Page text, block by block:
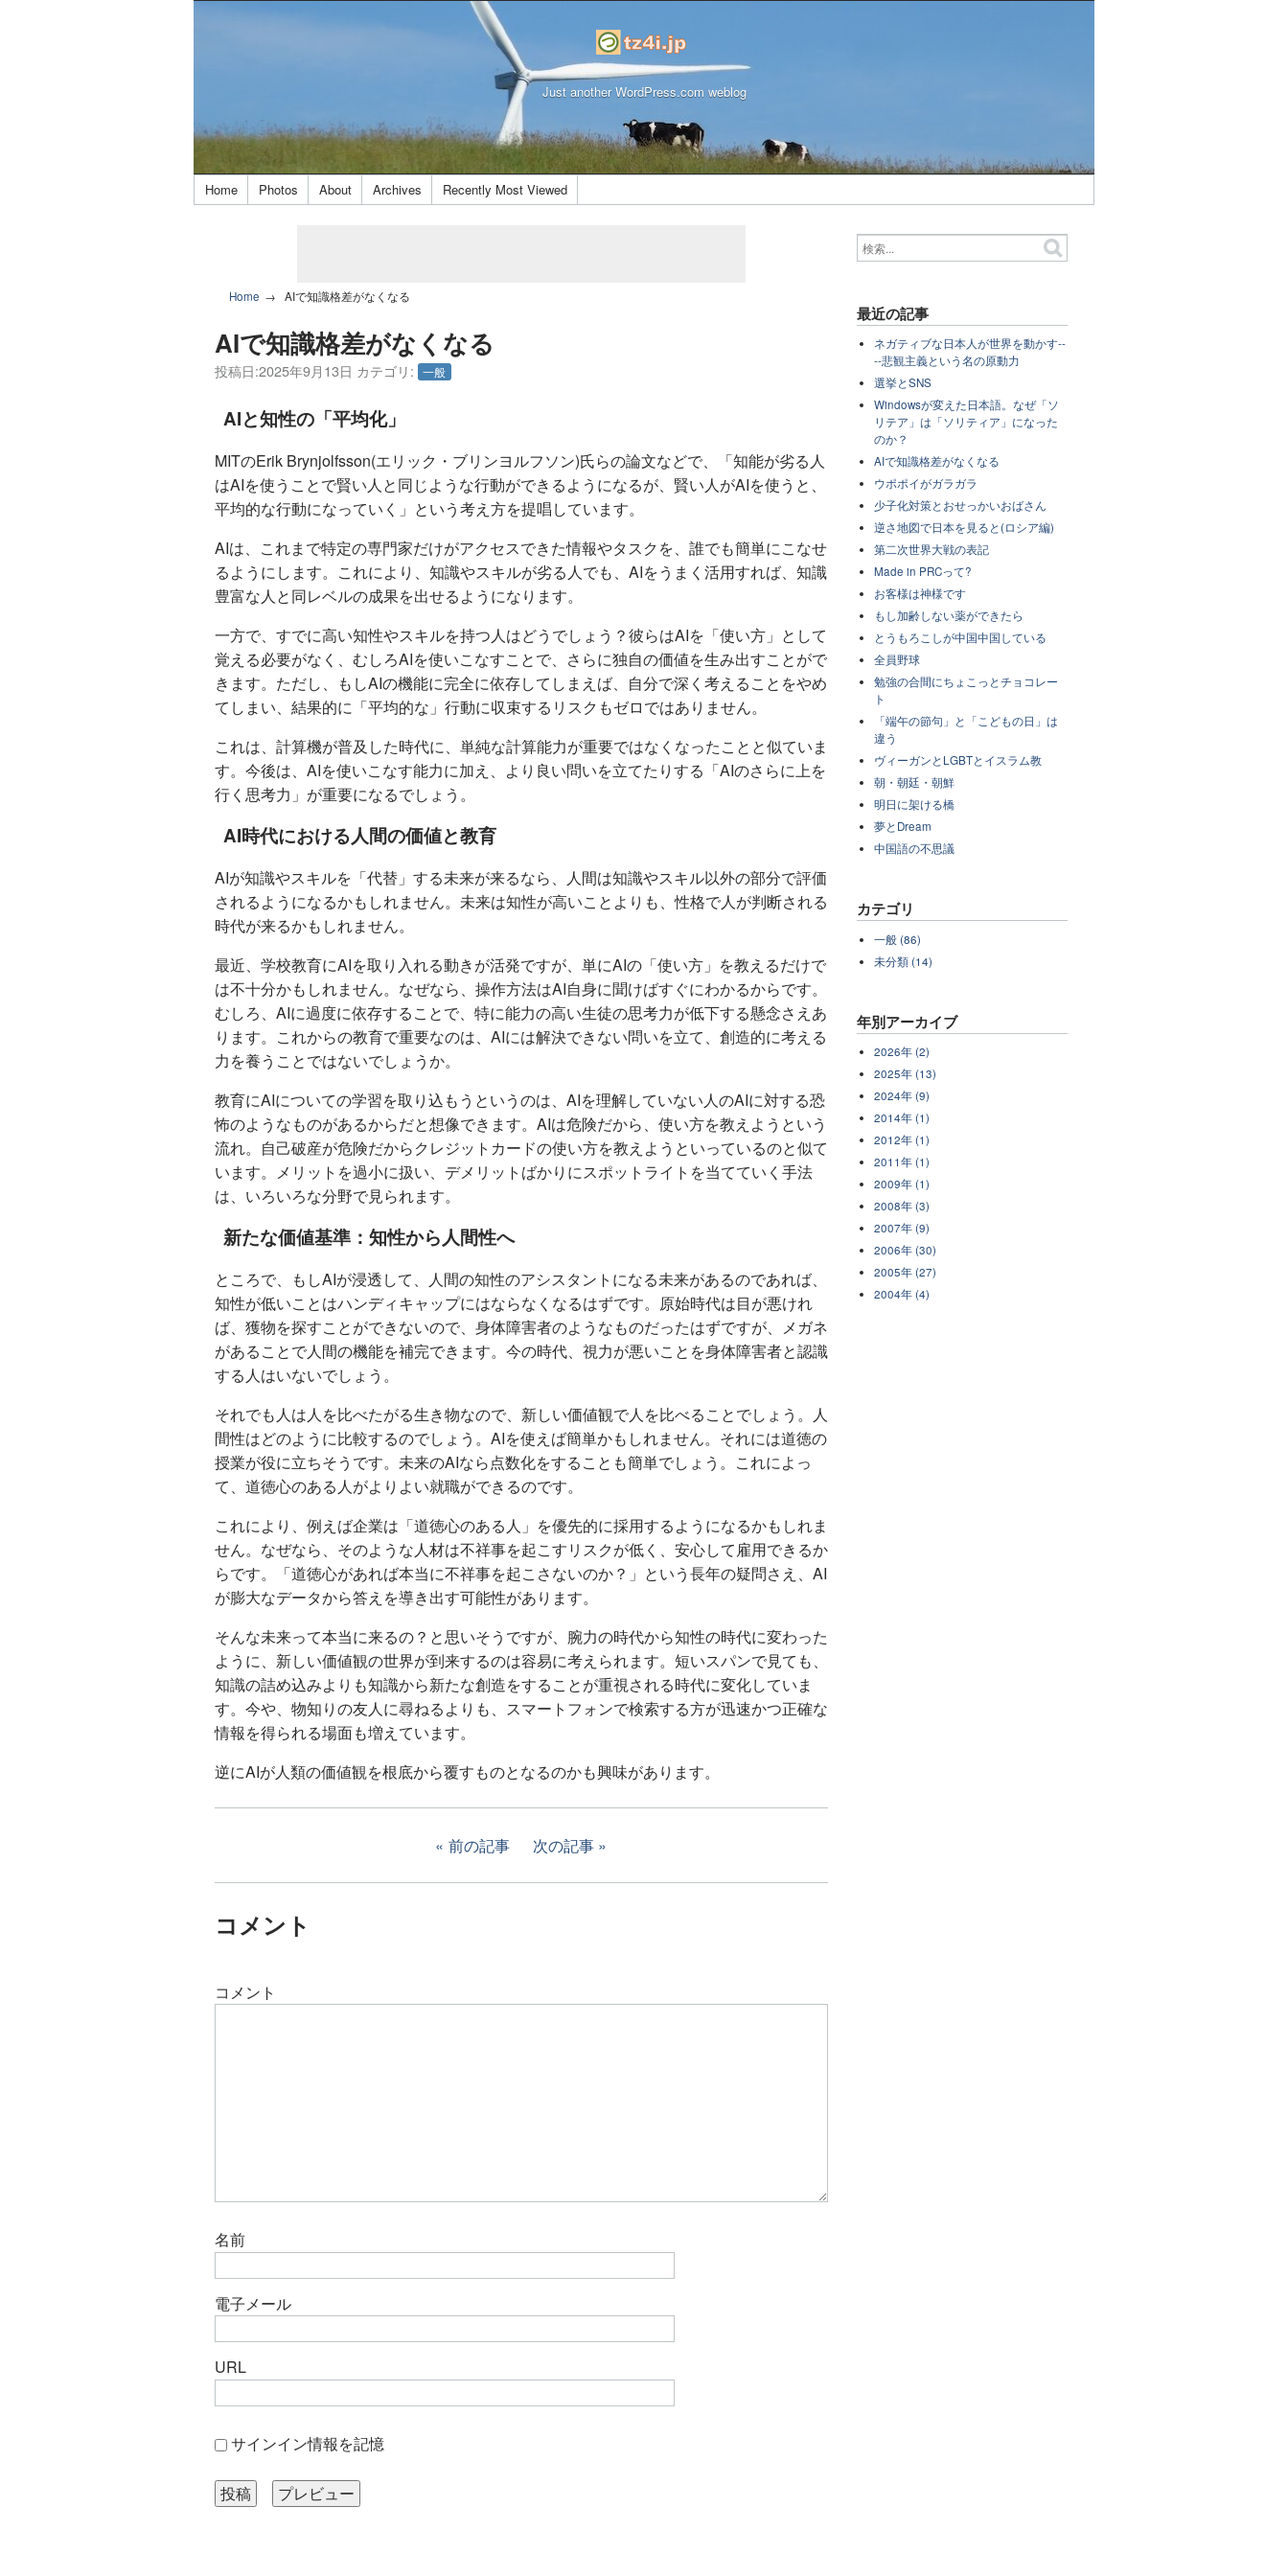
Just another WordPress.com weblog
Home Photos About Archives Recently Most Viewed
Home AIで知識格差がなくなる
AIで知識格差がなくなる
投稿日:2025年9月13日 カテゴリ: 一般
AIと知性の「平均化」
MITのErik Brynjolfsson(エリック・ブリンヨルフソン)氏らの論文などで、「知能が劣る人
はAIを使うことで賢い人と同じような行動ができるようになるが、賢い人がAIを使うと、
平均的な行動になっていく」という考え方を提唱しています。
AIは、これまで特定の専門家だけがアクセスできた情報やタスクを、誰でも簡単にこなせ
るようにします。これにより、知識やスキルが劣る人でも、AIをうまく活用すれば、知識
豊富な人と同レベルの成果を出せるようになります。
一方で、すでに高い知性やスキルを持つ人はどうでしょう？彼らはAIを「使い方」として
覚える必要がなく、むしろAIを使いこなすことで、さらに独自の価値を生み出すことがで
きます。ただし、もしAIの機能に完全に依存してしまえば、自分で深く考えることをやめ
てしまい、結果的に「平均的な」行動に収束するリスクもゼロではありません。
これは、計算機が普及した時代に、単純な計算能力が重要ではなくなったことと似ていま
す。今後は、AIを使いこなす能力に加え、より良い問いを立てたりする「AIのさらに上を
行く思考力」が重要になるでしょう。
AI時代における人間の価値と教育
AIが知識やスキルを「代替」する未来が来るなら、人間は知識やスキル以外の部分で評価
されるようになるかもしれません。未来は知性が高いことよりも、性格で人が判断される
時代が来るかもしれません。
最近、学校教育にAIを取り入れる動きが活発ですが、単にAIの「使い方」を教えるだけで
は不十分かもしれません。なぜなら、操作方法はAI自身に聞けばすぐにわかるからです。
むしろ、AIに過度に依存することで、特に能力の高い生徒の思考力が低下する懸念さえあ
ります。これからの教育で重要なのは、AIには解決できない問いを立て、創造的に考える
力を養うことではないでしょうか。
教育にAIについての学習を取り込もうというのは、AIを理解していない人のAIに対する恐
怖のようなものがあるからだと想像できます。AIは危険だから、使い方を教えようという
流れ。自己破産が危険だからクレジットカードの使い方を教えようといっているのと似て
います。メリットを過小に扱い、デメリットばかりにスポットライトを当てていく手法
は、いろいろな分野で見られます。
新たな価値基準：知性から人間性へ
ところで、もしAIが浸透して、人間の知性のアシスタントになる未来があるのであれば、
知性が低いことはハンディキャップにはならなくなるはずです。原始時代は目が悪けれ
ば、獲物を探すことができないので、身体障害者のようなものだったはずですが、メガネ
があることで人間の機能を補完できます。今の時代、視力が悪いことを身体障害者と認識
する人はいないでしょう。
それでも人は人を比べたがる生き物なので、新しい価値観で人を比べることでしょう。人
間性はどのように比較するのでしょう。AIを使えば簡単かもしれません。それには道徳の
授業が役に立ちそうです。未来のAIなら点数化をすることも簡単でしょう。これによっ
て、道徳心のある人がよりよい就職ができるのです。
これにより、例えば企業は「道徳心のある人」を優先的に採用するようになるかもしれま
せん。なぜなら、そのような人材は不祥事を起こすリスクが低く、安心して雇用できるか
らです。「道徳心があれば本当に不祥事を起こさないのか？」という長年の疑問さえ、AI
が膨大なデータから答えを導き出す可能性があります。
そんな未来って本当に来るの？と思いそうですが、腕力の時代から知性の時代に変わった
ように、新しい価値観の世界が到来するのは容易に考えられます。短いスパンで見ても、
知識の詰め込みよりも知識から新たな創造をすることが重視される時代に変化していま
す。今や、物知りの友人に尋ねるよりも、スマートフォンで検索する方が迅速かつ正確な
情報を得られる場面も増えています。
逆にAIが人類の価値観を根底から覆すものとなるのかも興味があります。
前の記事 次の記事
コメント
コメント
名前
電子メール
URL
サインイン情報を記憶
最近の記事
ネガティブな日本人が世界を動かす--
--悲観主義という名の原動力
選挙とSNS
Windowsが変えた日本語。なぜ「ソ
リテア」は「ソリティア」になった
のか？
AIで知識格差がなくなる
ウポポイがガラガラ
少子化対策とおせっかいおばさん
逆さ地図で日本を見ると(ロシア編)
第二次世界大戦の表記
Made in PRCって?
お客様は神様です
もし加齢しない薬ができたら
とうもろこしが中国中国している
全員野球
勉強の合間にちょこっとチョコレー
ト
「端午の節句」と「こどもの日」は
違う
ヴィーガンとLGBTとイスラム教
朝・朝廷・朝鮮
明日に架ける橋
夢とDream
中国語の不思議
カテゴリ
一般 (86)
未分類 (14)
年別アーカイブ
2026年 (2)
2025年 (13)
2024年 (9)
2014年 (1)
2012年 (1)
2011年 (1)
2009年 (1)
2008年 (3)
2007年 (9)
2006年 (30)
2005年 (27)
2004年 (4)